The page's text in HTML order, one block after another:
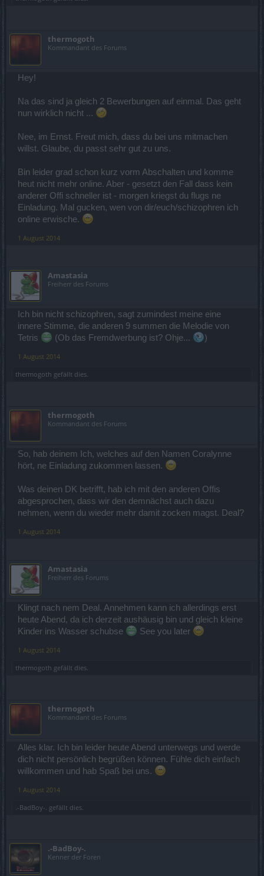
thermogoth
Kommandant des Forums
Hey!
Na das sind ja gleich 2 Bewerbungen auf einmal. Das geht
nun wirklich nicht ...
Nee, im Ernst. Freut mich, dass du bei uns mitmachen
willst. Glaube, du passt sehr gut zu uns.
Bin leider grad schon kurz vorm Abschalten und komme
heut nicht mehr online. Aber - gesetzt den Fall dass kein
anderer Offi schneller ist - morgen kriegst du flugs ne
Einladung. Mal gucken, wen von dir/euch/schizophren ich
online erwische.
1 August 2014
Amastasia
Freiherr des Forums
Ich bin nicht schizophren, sagt zumindest meine eine
innere Stimme, die anderen 9 summen die Melodie von
Tetris
(Ob das Fremdwerbung ist? Ohje... )
1 August 2014
thermogoth gefällt dies.
thermogoth
Kommandant des Forums
So, hab deinem Ich, welches auf den Namen Coralynne
hört, ne Einladung zukommen lassen.
Was deinen DK betrifft, hab ich mit den anderen Offis
abgesprochen, dass wir den demnächst auch dazu
nehmen, wenn du wieder mehr damit zocken magst. Deal?
1 August 2014
Amastasia
Freiherr des Forums
Klingt nach nem Deal. Annehmen kann ich allerdings erst
heute Abend, da ich derzeit aushäusig bin und gleich kleine
Kinder ins Wasser schubse
See you later
1 August 2014
thermogoth gefällt dies.
thermogoth
Kommandant des Forums
Alles klar. Ich bin leider heute Abend unterwegs und werde
dich nicht persönlich begrüßen können. Fühle dich einfach
willkommen und hab Spaß bei uns.
1 August 2014
.-BadBoy-. gefällt dies.
.-BadBoy-.
Kenner der Foren